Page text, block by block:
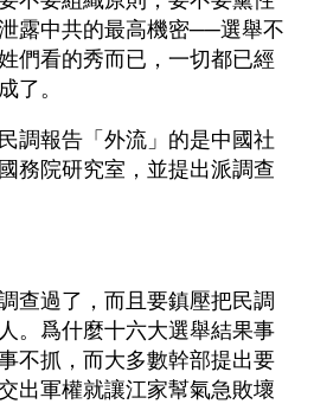
露中共的最高機密──選舉不
們看的秀而已，一切都已經
了。
調報告「外流」的是中國社
務院研究室，並提出派調查
查過了，而且要鎮壓把民調
。爲什麼十六大選舉結果事
不抓，而大多數幹部提出要
出軍權就讓江家幫氣急敗壞